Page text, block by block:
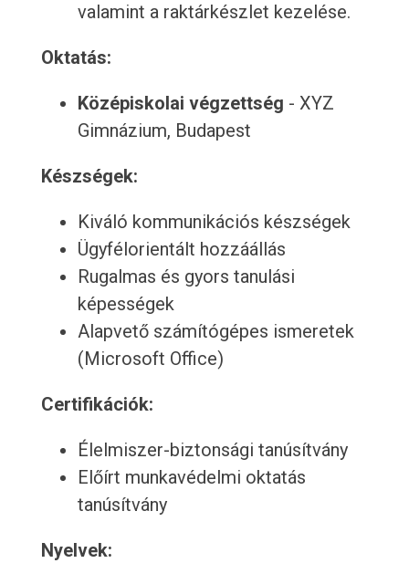
valamint a raktárkészlet kezelése.
Oktatás:
Középiskolai végzettség - XYZ
Gimnázium, Budapest
Készségek:
Kiváló kommunikációs készségek
Ügyfélorientált hozzáállás
Rugalmas és gyors tanulási
képességek
Alapvető számítógépes ismeretek
(Microsoft Office)
Certifikációk:
Élelmiszer-biztonsági tanúsítvány
Előírt munkavédelmi oktatás
tanúsítvány
Nyelvek: